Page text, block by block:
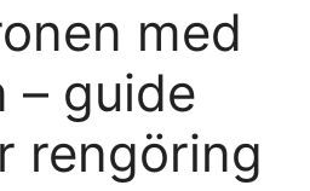
med
– guide
rengöring